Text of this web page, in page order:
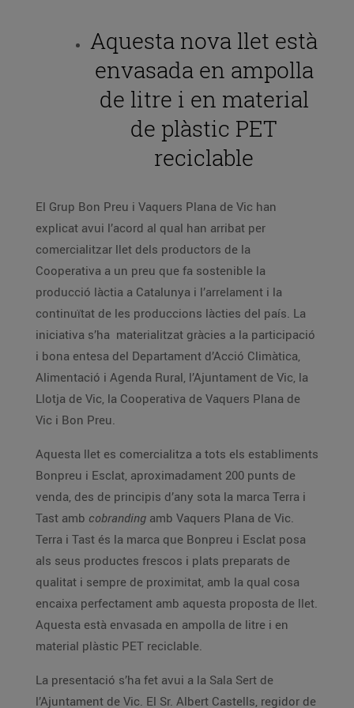
Aquesta nova llet està
envasada en ampolla
de litre i en material
de plàstic PET
reciclable
El Grup Bon Preu i Vaquers Plana de Vic han
explicat avui l’acord al qual han arribat per
comercialitzar llet dels productors de la
Cooperativa a un preu que fa sostenible la
producció làctia a Catalunya i l’arrelament i la
continuïtat de les produccions làcties del país. La
iniciativa s’ha materialitzat gràcies a la participació
i bona entesa del Departament d’Acció Climàtica,
Alimentació i Agenda Rural, l’Ajuntament de Vic, la
Llotja de Vic, la Cooperativa de Vaquers Plana de
Vic i Bon Preu.
Aquesta llet es comercialitza a tots els establiments
Bonpreu i Esclat, aproximadament 200 punts de
venda, des de principis d’any sota la marca Terra i
Tast amb cobranding amb Vaquers Plana de Vic.
Terra i Tast és la marca que Bonpreu i Esclat posa
als seus productes frescos i plats preparats de
qualitat i sempre de proximitat, amb la qual cosa
encaixa perfectament amb aquesta proposta de llet.
Aquesta està envasada en ampolla de litre i en
material plàstic PET reciclable.
La presentació s’ha fet avui a la Sala Sert de
l’Ajuntament de Vic. El Sr. Albert Castells, regidor de